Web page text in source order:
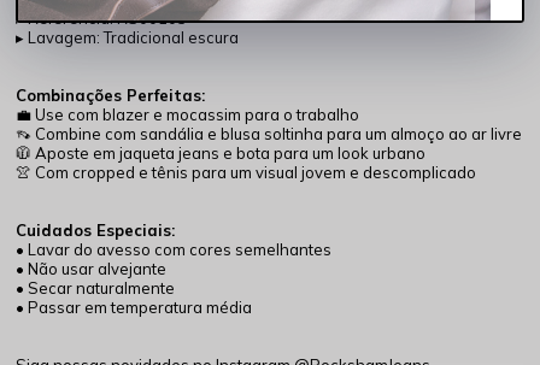
▸ Referência: RS00105
▸ Lavagem: Tradicional escura
Combinações Perfeitas:
💼 Use com blazer e mocassim para o trabalho
👡 Combine com sandália e blusa soltinha para um almoço ao ar livre
🧥 Aposte em jaqueta jeans e bota para um look urbano
👚 Com cropped e tênis para um visual jovem e descomplicado
Cuidados Especiais:
• Lavar do avesso com cores semelhantes
• Não usar alvejante
• Secar naturalmente
• Passar em temperatura média